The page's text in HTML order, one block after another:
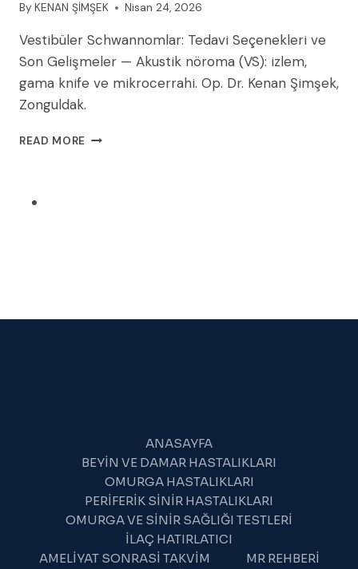
By KENAN ŞİMŞEK Nisan 24, 2026
Vestibüler Schwannomlar: Tedavi Seçenekleri ve
Son Gelişmeler — Akustik nöroma (VS): izlem,
gama knife ve mikrocerrahi. Op. Dr. Kenan Şimşek,
Zonguldak.
READ MORE VESTIBÜLER
ANASAYFA
BEYIN VE DAMAR HASTALIKLARI
OMURGA HASTALIKLARI
PERIFERIK SINIR HASTALIKLARI
OMURGA VE SINIR SAĞLIĞI TESTLERI
İLAÇ HATIRLATICI
AMELIYAT SONRASI TAKVIM
MR REHBERI